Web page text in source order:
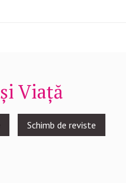
Viață
Schimb de reviste